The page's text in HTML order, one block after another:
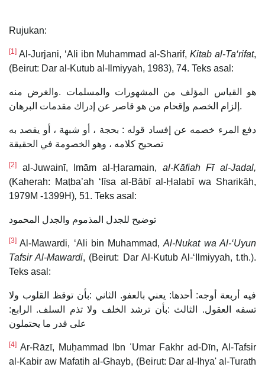
Rujukan:
[1] Al-Jurjani, ‘Ali ibn Muhammad al-Sharif,Kitab al-Ta‘rifat,
(Beirut: Dar al-Kutub al-Ilmiyyah, 1983), 74. Teks asal:
هو القياس المؤلف من المشهورات والمسلمات .والغرض منه
إلزام الخصم وإقحام من هو قاصر عن إدراك مقدمات البرهان.
دفع المرء خصمه عن إفساد قوله : بحجة ، أو شبهة ، أو يقصد به
تصحيح كلامه ، وهو الخصومة في الحقيقة
[2] al-Juwainī, Imām al-Ḥaramain, al-Kāfiah Fī al-Jadal,
(Kaherah: Maṭba’ah ‘Iīsa al-Bābī al-Ḥalabī wa Sharikāh,
1979M -1399H), 51. Teks asal:
توضيح للجدل المذموم والجدل المحمود
[3] Al-Mawardi, ‘Ali bin Muhammad,Al-Nukat wa Al-‘Uyun
Tafsir Al-Mawardi, (Beirut: Dar Al-Kutub Al-‘Ilmiyyah, t.th.).
Teks asal:
فيه أربعة أوجه: أحدها: يعني بالعفو. الثاني :بأن توقظ القلوب ولا
تسفه العقول. الثالث :بأن ترشد الخلف ولا تذم السلف. الرابع:
على قدر ما يحتملون
[4] Ar-Rāzī, Muḥammad Ibn ʿUmar Fakhr ad-Dīn, Al-Tafsir
al-Kabir aw Mafatih al-Ghayb, (Beirut: Dar al-Ihya' al-Turath